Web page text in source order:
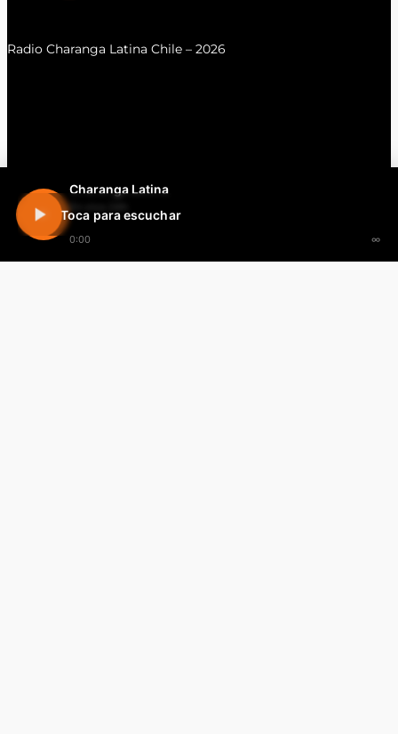
Charanga Latina
En vivo 24h
0:00 ∞
Toca para escuchar
Radio Charanga Latina Chile – 2026